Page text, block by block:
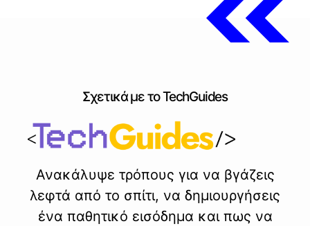
Σχετικά με το TechGuides
Ανακάλυψε τρόπους για να βγάζεις
λεφτά από το σπίτι, να δημιουργήσεις
ένα παθητικό εισόδημα και πως να